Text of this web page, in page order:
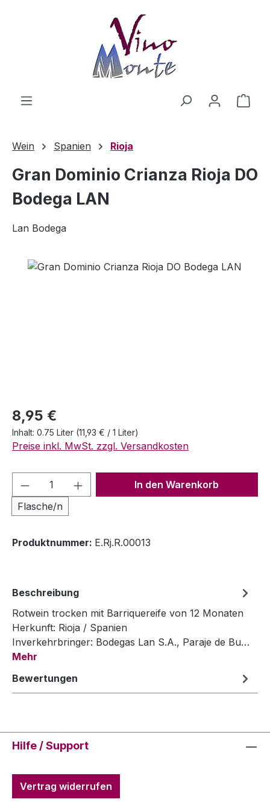
Wein Spanien Rioja
Gran Dominio Crianza Rioja DO
Bodega LAN
Lan Bodega
Bildergalerie überspringen
Regulärer Preis:
8,95 €
Inhalt: 0.75 Liter (11,93 € / 1 Liter)
Preise inkl. MwSt. zzgl. Versandkosten
Produkt Anzahl: Gib den
Flasche/n
In den Warenkorb
Produktnummer: E.Rj.R.00013
Beschreibung
Rotwein trocken mit Barriquereife von 12 Monaten
Herkunft: Rioja / Spanien
Inverkehrbringer: Bodegas Lan S.A., Paraje de Bu…
Mehr
Bewertungen
Hilfe / Support
Vertrag widerrufen